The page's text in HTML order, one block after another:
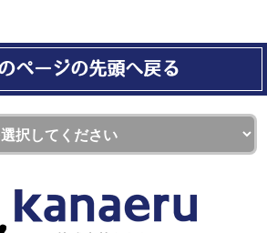
ページの先頭へ戻る